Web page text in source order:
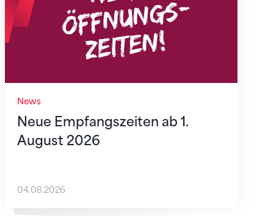
News
Neue Empfangszeiten ab 1.
August 2026
04.08.2026